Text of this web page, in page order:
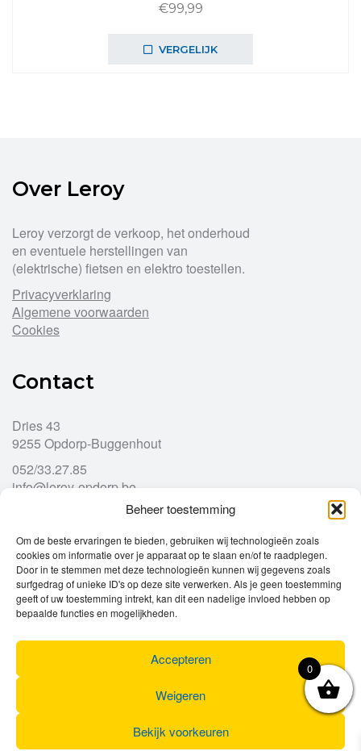
Beheer toestemming
Om de beste ervaringen te bieden, gebruiken wij technologieën zoals
cookies om informatie over je apparaat op te slaan en/of te raadplegen.
Door in te stemmen met deze technologieën kunnen wij gegevens zoals
surfgedrag of unieke ID's op deze site verwerken. Als je geen toestemming
geeft of uw toestemming intrekt, kan dit een nadelige invloed hebben op
bepaalde functies en mogelijkheden.
Accepteren
Weigeren
Bekijk voorkeuren
€99,99
VERGELIJK
Over Leroy
Leroy verzorgt de verkoop, het onderhoud
en eventuele herstellingen van
(elektrische) fietsen en elektro toestellen.
Privacyverklaring
Algemene voorwaarden
Cookies
Contact
Dries 43
9255 Opdorp-Buggenhout
052/33.27.85
info@leroy-opdorp.be
Openingsuren
Ma
gesloten
Di
9u – 12u
13u – 18u00
Wo
9u – 12u
13u – 18u00
Do
9u – 12u
13u – 18u00
13u – 18u00
Za
0